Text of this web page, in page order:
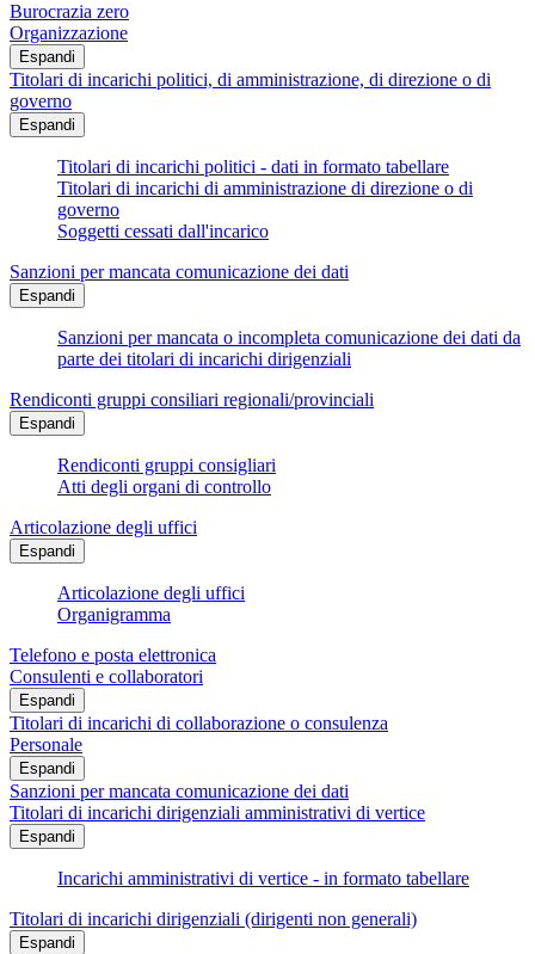
Burocrazia zero
Organizzazione
Espandi
Titolari di incarichi politici, di amministrazione, di direzione o di
governo
Espandi
Titolari di incarichi politici - dati in formato tabellare
Titolari di incarichi di amministrazione di direzione o di
governo
Soggetti cessati dall'incarico
Sanzioni per mancata comunicazione dei dati
Espandi
Sanzioni per mancata o incompleta comunicazione dei dati da
parte dei titolari di incarichi dirigenziali
Rendiconti gruppi consiliari regionali/provinciali
Espandi
Rendiconti gruppi consigliari
Atti degli organi di controllo
Articolazione degli uffici
Espandi
Articolazione degli uffici
Organigramma
Telefono e posta elettronica
Consulenti e collaboratori
Espandi
Titolari di incarichi di collaborazione o consulenza
Personale
Espandi
Sanzioni per mancata comunicazione dei dati
Titolari di incarichi dirigenziali amministrativi di vertice
Espandi
Incarichi amministrativi di vertice - in formato tabellare
Titolari di incarichi dirigenziali (dirigenti non generali)
Espandi